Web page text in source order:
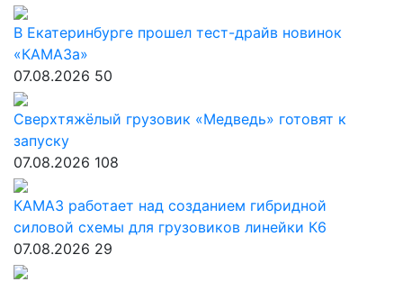
В Екатеринбурге прошел тест-драйв новинок
«КАМАЗа»
07.08.2026 50
Сверхтяжёлый грузовик «Медведь» готовят к
запуску
07.08.2026 108
КАМАЗ работает над созданием гибридной
силовой схемы для грузовиков линейки К6
07.08.2026 29